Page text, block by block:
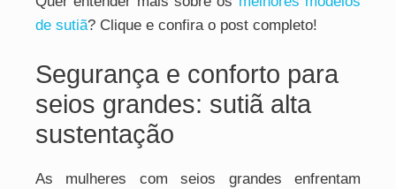
de sutiã? Clique e confira o post completo!
Segurança e conforto para
seios grandes: sutiã alta
sustentação
As mulheres com seios grandes enfrentam